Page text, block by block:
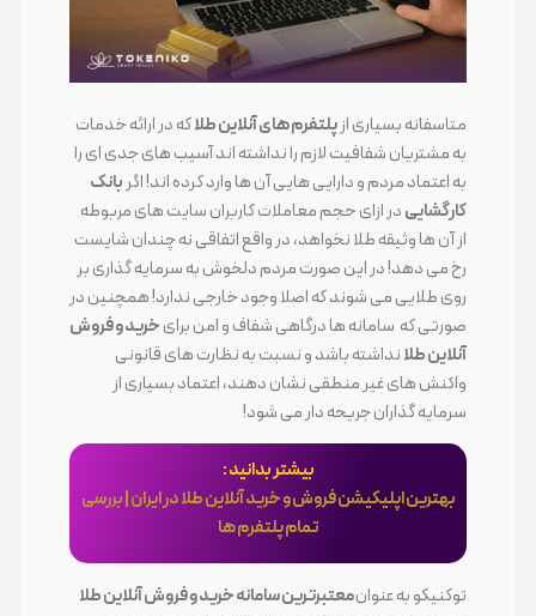
متاسفانه بسیاری ازپلتفرم های آنلاین طلاکه در ارائه خدمات
به مشتریان شفافیت لازم را نداشته اند آسیب های جدی ای را
به اعتماد مردم و دارایی هایی آن ها وارد کرده اند! اگر بانک
کارگشاییدر ازای حجم معاملات کاربران سایت های مربوطه
از آن ها وثیقه طلا نخواهد، در واقع اتفاقی نه چندان شایست
رخ می دهد! در این صورت مردم دلخوش به سرمایه گذاری بر
روی طلایی می شوند که اصلا وجود خارجی ندارد! همچنین در
صورتی که سامانه ها درگاهی شفاف و امن برایخرید و فروش
آنلاین طلانداشته باشد و نسبت به نظارت های قانونی
واکنش های غیر منطقی نشان دهند، اعتماد بسیاری از
سرمایه گذاران جریحه دار می شود!
بیشتر بدانید :
بهترین اپلیکیشن فروش و خرید آنلاین طلا در ایران | بررسی
تمام پلتفرم ها
توکنیکو به عنوانمعتبرترین سامانه خرید و فروش آنلاین طلا